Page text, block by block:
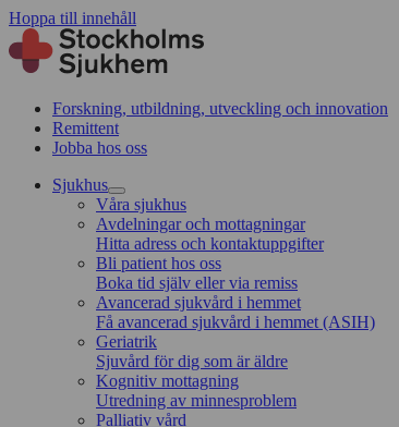
Hoppa till innehåll
Forskning, utbildning, utveckling och innovation
Remittent
Jobba hos oss
Sjukhus
Våra sjukhus
Avdelningar och mottagningar
Hitta adress och kontaktuppgifter
Bli patient hos oss
Boka tid själv eller via remiss
Avancerad sjukvård i hemmet
Få avancerad sjukvård i hemmet (ASIH)
Geriatrik
Sjuvård för dig som är äldre
Kognitiv mottagning
Utredning av minnesproblem
Palliativ vård